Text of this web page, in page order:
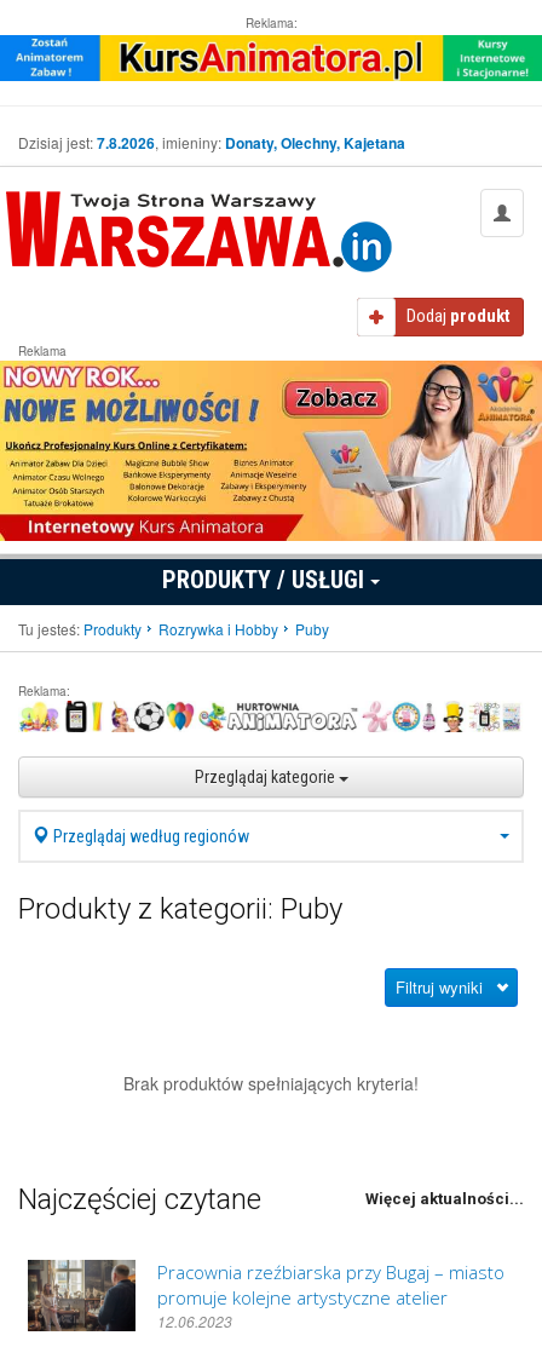
Reklama:
Dzisiaj jest:7.8.2026, imieniny: Donaty, Olechny, Kajetana
Dodaj produkt
Reklama
PRODUKTY / USŁUGI
Tu jesteś: Produkty Rozrywka i Hobby Puby
Reklama:
Przeglądaj kategorie
Przeglądaj według regionów
Produkty z kategorii: Puby
Filtruj wyniki
Brak produktów spełniających kryteria!
Najczęściej czytane Więcej aktualności...
Pracownia rzeźbiarska przy Bugaj – miasto
promuje kolejne artystyczne atelier
12.06.2023